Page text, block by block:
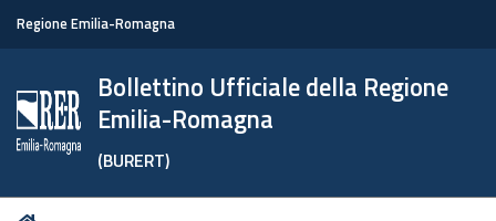
Regione Emilia-Romagna
Bollettino Ufficiale della Regione
Emilia-Romagna
(BURERT)
Tu